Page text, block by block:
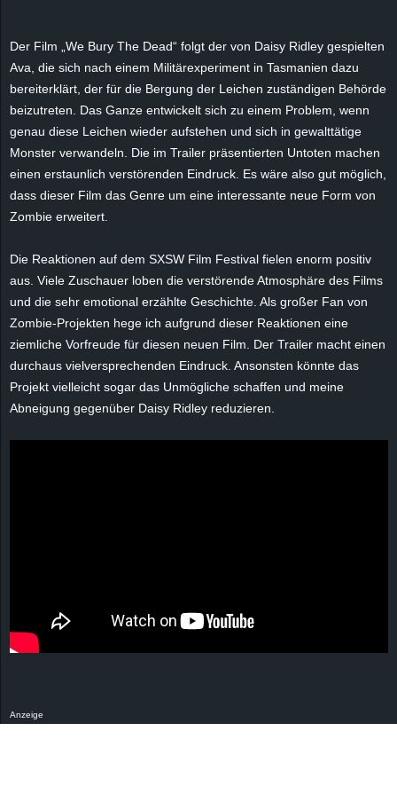
Der Film „We Bury The Dead“ folgt der von Daisy Ridley gespielten
Ava, die sich nach einem Militärexperiment in Tasmanien dazu
bereiterklärt, der für die Bergung der Leichen zuständigen Behörde
beizutreten. Das Ganze entwickelt sich zu einem Problem, wenn
genau diese Leichen wieder aufstehen und sich in gewalttätige
Monster verwandeln. Die im Trailer präsentierten Untoten machen
einen erstaunlich verstörenden Eindruck. Es wäre also gut möglich,
dass dieser Film das Genre um eine interessante neue Form von
Zombie erweitert.
Die Reaktionen auf dem SXSW Film Festival fielen enorm positiv
aus. Viele Zuschauer loben die verstörende Atmosphäre des Films
und die sehr emotional erzählte Geschichte. Als großer Fan von
Zombie-Projekten hege ich aufgrund dieser Reaktionen eine
ziemliche Vorfreude für diesen neuen Film. Der Trailer macht einen
durchaus vielversprechenden Eindruck. Ansonsten könnte das
Projekt vielleicht sogar das Unmögliche schaffen und meine
Abneigung gegenüber Daisy Ridley reduzieren.
Anzeige